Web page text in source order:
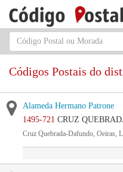
Códigos Postais do
Alameda Hermano Patrone
1495-721 CRUZ
Cruz Quebrada-Dafundo, Oeiras,